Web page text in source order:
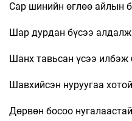
Сар шинийн өглөө айлын
Шар дурдан бүсээ
Шанх тавьсан үсээ илбэж
Шавхийсэн нуруугаа
Дөрвөн босоо